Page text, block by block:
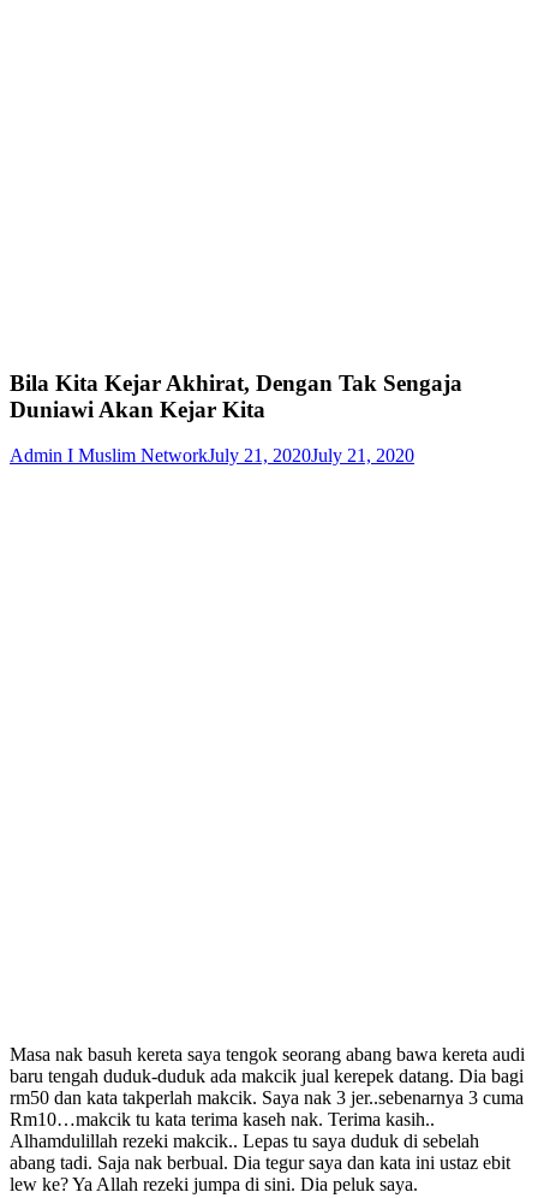
Bila Kita Kejar Akhirat, Dengan Tak Sengaja
Duniawi Akan Kejar Kita
Admin I Muslim NetworkJuly 21, 2020July 21, 2020
Masa nak basuh kereta saya tengok seorang abang bawa kereta audi
baru tengah duduk-duduk ada makcik jual kerepek datang. Dia bagi
rm50 dan kata takperlah makcik. Saya nak 3 jer..sebenarnya 3 cuma
Rm10…makcik tu kata terima kaseh nak. Terima kasih..
Alhamdulillah rezeki makcik.. Lepas tu saya duduk di sebelah
abang tadi. Saja nak berbual. Dia tegur saya dan kata ini ustaz ebit
lew ke? Ya Allah rezeki jumpa di sini. Dia peluk saya.